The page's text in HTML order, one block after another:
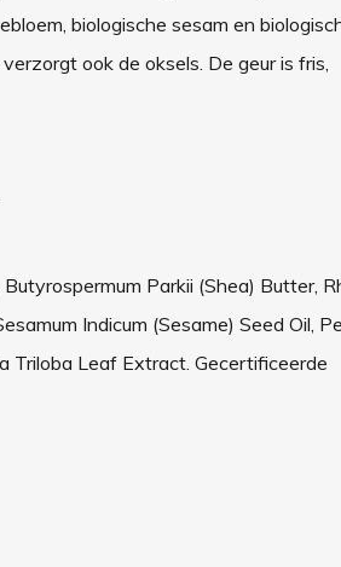
biologische sesam en
ook de oksels. De geur is fris,
Parkii (Shea) Butter,
Indicum (Sesame) Seed Oil,
Triloba Leaf Extract. Gecertificeerde